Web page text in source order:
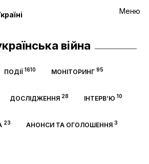
Меню
війна
ПОДІЇ 1610 МОНІТОРИНГ 95
ДОСЛІДЖЕННЯ 28 ІНТЕРВ’Ю 10
23 АНОНСИ ТА ОГОЛОШЕННЯ3